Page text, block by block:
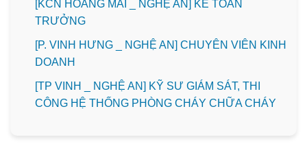
️[KCN HOÀNG MAI _ NGHỆ AN] KẾ TOÁN
TRƯỞNG
️[P. VINH HƯNG _ NGHỆ AN] CHUYÊN VIÊN KINH
DOANH
[TP VINH _ NGHỆ AN] KỸ SƯ GIÁM SÁT, THI
CÔNG HỆ THỐNG PHÒNG CHÁY CHỮA CHÁY